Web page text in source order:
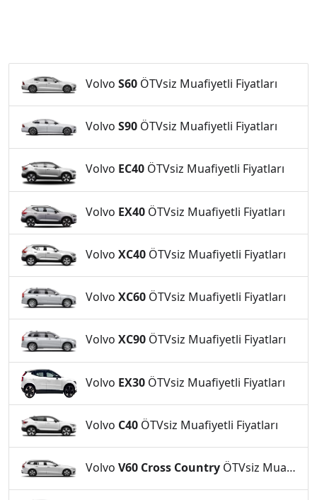
Volvo S60 ÖTVsiz Muafiyetli Fiyatları
Volvo S90 ÖTVsiz Muafiyetli Fiyatları
Volvo EC40 ÖTVsiz Muafiyetli Fiyatları
Volvo EX40 ÖTVsiz Muafiyetli Fiyatları
Volvo XC40 ÖTVsiz Muafiyetli Fiyatları
Volvo XC60 ÖTVsiz Muafiyetli Fiyatları
Volvo XC90 ÖTVsiz Muafiyetli Fiyatları
Volvo EX30 ÖTVsiz Muafiyetli Fiyatları
Volvo C40 ÖTVsiz Muafiyetli Fiyatları
Volvo V60 Cross Country ÖTVsiz Muafiyetli Fiyatları